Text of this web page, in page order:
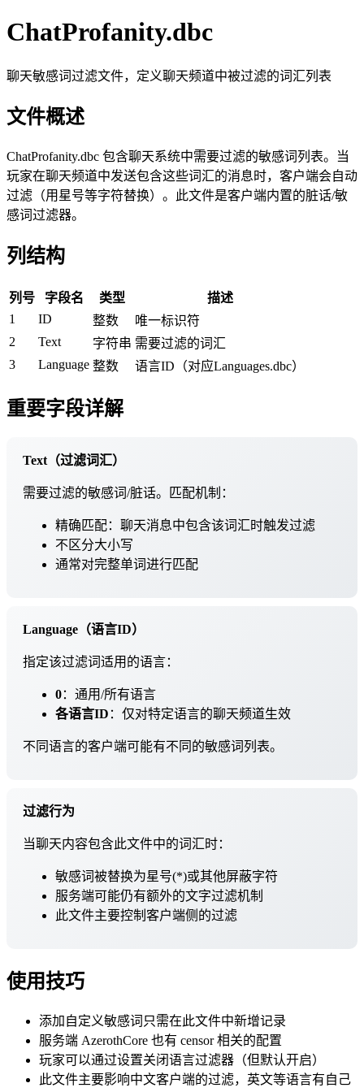
ChatProfanity.dbc
聊天敏感词过滤文件，定义聊天频道中被过滤的词汇列表
文件概述
ChatProfanity.dbc 包含聊天系统中需要过滤的敏感词列表。当
玩家在聊天频道中发送包含这些词汇的消息时，客户端会自动
过滤（用星号等字符替换）。此文件是客户端内置的脏话/敏
感词过滤器。
列结构
列号 字段名 类型
描述
1
ID 整数
唯一标识符
2
Text 字符串 需要过滤的词汇
3
Language 整数 语言ID（对应Languages.dbc）
重要字段详解
Text（过滤词汇）
需要过滤的敏感词/脏话。匹配机制：
精确匹配：聊天消息中包含该词汇时触发过滤
不区分大小写
通常对完整单词进行匹配
Language（语言ID）
指定该过滤词适用的语言：
0：通用/所有语言
各语言ID ：仅对特定语言的聊天频道生效
不同语言的客户端可能有不同的敏感词列表。
过滤行为
当聊天内容包含此文件中的词汇时：
敏感词被替换为星号(*)或其他屏蔽字符
服务端可能仍有额外的文字过滤机制
此文件主要控制客户端侧的过滤
使用技巧
添加自定义敏感词只需在此文件中新增记录
服务端 AzerothCore 也有 censor 相关的配置
玩家可以通过设置关闭语言过滤器（但默认开启）
此文件主要影响中文客户端的过滤，英文等语言有自己